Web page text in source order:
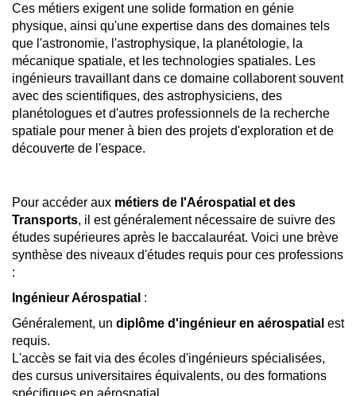
Ces métiers exigent une solide formation en génie
physique, ainsi qu'une expertise dans des domaines tels
que l'astronomie, l'astrophysique, la planétologie, la
mécanique spatiale, et les technologies spatiales. Les
ingénieurs travaillant dans ce domaine collaborent souvent
avec des scientifiques, des astrophysiciens, des
planétologues et d'autres professionnels de la recherche
spatiale pour mener à bien des projets d'exploration et de
découverte de l'espace.
Pour accéder aux métiers de l'Aérospatial et des
Transports, il est généralement nécessaire de suivre des
études supérieures après le baccalauréat. Voici une brève
synthèse des niveaux d'études requis pour ces professions
:
Ingénieur Aérospatial :
Généralement, un diplôme d'ingénieur en aérospatial est
requis.
L'accès se fait via des écoles d'ingénieurs spécialisées,
des cursus universitaires équivalents, ou des formations
spécifiques en aérospatial.